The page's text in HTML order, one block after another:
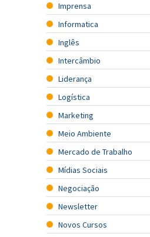
Imprensa
Informatica
Inglês
Intercâmbio
Liderança
Logística
Marketing
Meio Ambiente
Mercado de Trabalho
Mídias Sociais
Negociação
Newsletter
Novos Cursos